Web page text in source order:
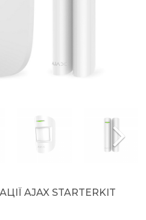
AJAX STARTERKIT